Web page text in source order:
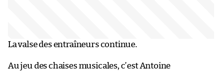
La valse des entraîneurs continue.
Au jeu des chaises musicales, c’est Antoine